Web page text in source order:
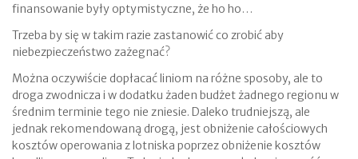
finansowanie były optymistyczne, że ho ho…
Trzeba by się w takim razie zastanowić co zrobić aby
niebezpieczeństwo zażegnać?
Można oczywiście dopłacać liniom na różne sposoby, ale to
droga zwodnicza i w dodatku żaden budżet żadnego regionu w
średnim terminie tego nie zniesie. Daleko trudniejszą, ale
jednak rekomendowaną drogą, jest obniżenie całościowych
kosztów operowania z lotniska poprzez obniżenie kosztów